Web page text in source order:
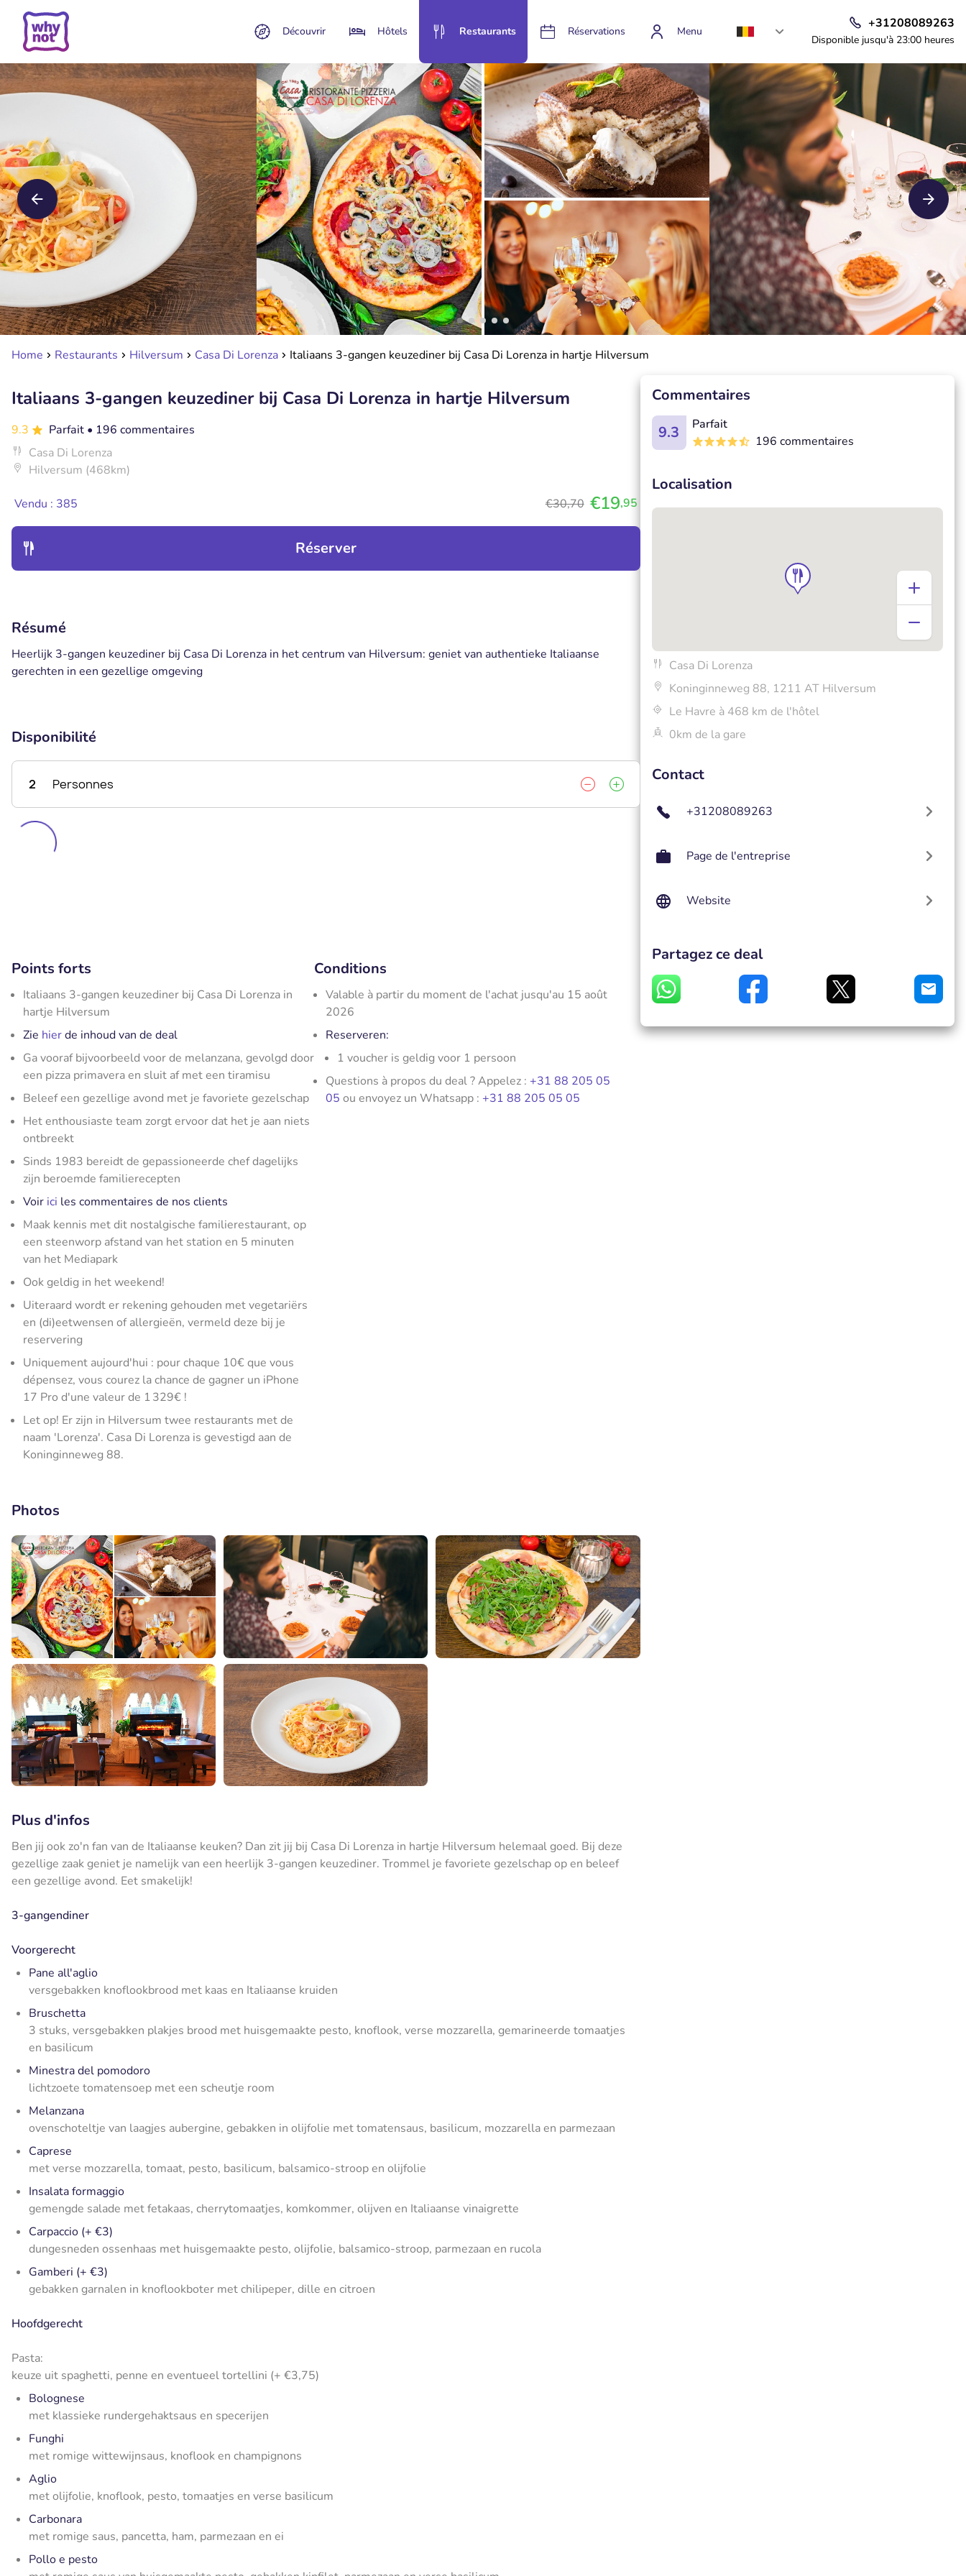
Découvrir Hôtels Restaurants Réservations Menu
+31208089263
Disponible jusqu'à 23:00 heures
Home Restaurants Hilversum Casa Di Lorenza Italiaans 3-gangen keuzediner bij Casa Di Lorenza in hartje Hilversum
Italiaans 3-gangen keuzediner bij Casa Di Lorenza in hartje Hilversum
9.3 Parfait • 196 commentaires
Casa Di Lorenza
Hilversum (468km)
Vendu : 385 €30,70 €19,95
Réserver
Résumé
Heerlijk 3-gangen keuzediner bij Casa Di Lorenza in het centrum van Hilversum: geniet van authentieke Italiaanse
gerechten in een gezellige omgeving
Disponibilité
2 Personnes
Points forts
Italiaans 3-gangen keuzediner bij Casa Di Lorenza in
hartje Hilversum
Zie hierde inhoud van de deal
Ga vooraf bijvoorbeeld voor de melanzana, gevolgd door
een pizza primavera en sluit af met een tiramisu
Beleef een gezellige avond met je favoriete gezelschap
Het enthousiaste team zorgt ervoor dat het je aan niets
ontbreekt
Sinds 1983 bereidt de gepassioneerde chef dagelijks
zijn beroemde familierecepten
Voir ici les commentaires de nos clients
Maak kennis met dit nostalgische familierestaurant, op
een steenworp afstand van het station en 5 minuten
van het Mediapark
Ook geldig in het weekend!
Uiteraard wordt er rekening gehouden met vegetariërs
en (di)eetwensen of allergieën, vermeld deze bij je
reservering
Uniquement aujourd'hui : pour chaque 10€ que vous
dépensez, vous courez la chance de gagner un iPhone
17 Pro d'une valeur de 1 329€ !
Let op! Er zijn in Hilversum twee restaurants met de
naam 'Lorenza'. Casa Di Lorenza is gevestigd aan de
Koninginneweg 88.
Conditions
Valable à partir du moment de l'achat jusqu'au 15 août
2026
Reserveren:
1 voucher is geldig voor 1 persoon
Questions à propos du deal ? Appelez : +31 88 205 05
05 ou envoyez un Whatsapp : +31 88 205 05 05
Photos
Plus d'infos
Ben jij ook zo'n fan van de Italiaanse keuken? Dan zit jij bij Casa Di Lorenza in hartje Hilversum helemaal goed. Bij deze
gezellige zaak geniet je namelijk van een heerlijk 3-gangen keuzediner. Trommel je favoriete gezelschap op en beleef
een gezellige avond. Eet smakelijk!
3-gangendiner
Voorgerecht
Pane all'aglio
versgebakken knoflookbrood met kaas en Italiaanse kruiden
Bruschetta
3 stuks, versgebakken plakjes brood met huisgemaakte pesto, knoflook, verse mozzarella, gemarineerde tomaatjes
en basilicum
Minestra del pomodoro
lichtzoete tomatensoep met een scheutje room
Melanzana
ovenschoteltje van laagjes aubergine, gebakken in olijfolie met tomatensaus, basilicum, mozzarella en parmezaan
Caprese
met verse mozzarella, tomaat, pesto, basilicum, balsamico-stroop en olijfolie
Insalata formaggio
gemengde salade met fetakaas, cherrytomaatjes, komkommer, olijven en Italiaanse vinaigrette
Carpaccio (+ €3)
dungesneden ossenhaas met huisgemaakte pesto, olijfolie, balsamico-stroop, parmezaan en rucola
Gamberi (+ €3)
gebakken garnalen in knoflookboter met chilipeper, dille en citroen
Hoofdgerecht
Pasta:
keuze uit spaghetti, penne en eventueel tortellini (+ €3,75)
Bolognese
met klassieke rundergehaktsaus en specerijen
Funghi
met romige wittewijnsaus, knoflook en champignons
Aglio
met olijfolie, knoflook, pesto, tomaatjes en verse basilicum
Carbonara
met romige saus, pancetta, ham, parmezaan en ei
Pollo e pesto
Commentaires
9.3
Parfait
196 commentaires
Localisation
Casa Di Lorenza
Koninginneweg 88, 1211 AT Hilversum
Le Havre à 468 km de l'hôtel
0km de la gare
Contact
+31208089263
Page de l'entreprise
Website
Partagez ce deal